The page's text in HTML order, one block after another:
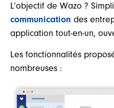
L’objectif de Wazo ?
communication des
application tout-en-un,
Les fonctionnalités
nombreuses :